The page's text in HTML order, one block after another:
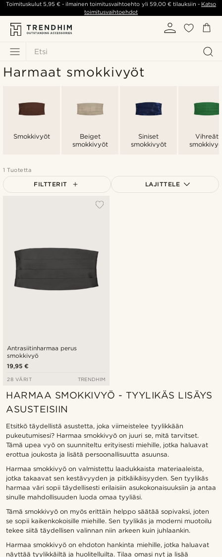
Etsi
Toimituskulut5,95 € - ilmainen toimitusvaihtoehto yli 59,00 €tilauksiin - Katso
toimitusvaihtoehdot
Harmaat smokkivyöt
Smokkivyöt
Beiget
smokkivyöt
Siniset
smokkivyöt
Vihreät
1 Tuotetta
FILTTERIT LAJITTELE
Antrasiitinharmaa perus
smokkivyö
19,95 €
28 VÄRIT TRENDHIM
HARMAA SMOKKIVYÖ - TYYLIKÄS LISÄYS
ASUSTEISIIN
Etsitkö täydellistä asustetta, joka viimeistelee tyylikkään
pukeutumisesi? Harmaa smokkivyö on juuri se, mitä tarvitset.
Tämä upea vyö on suunniteltu erityisesti miehille, jotka haluavat
erottua joukosta ja lisätä persoonallisuutta asuunsa.
Harmaa smokkivyö on valmistettu laadukkaista materiaaleista,
jotka takaavat sen kestävyyden ja pitkäikäisyyden. Sen tyylikäs
harmaa väri sopii täydellisesti erilaisiin asukokonaisuuksiin ja antaa
sinulle mahdollisuuden luoda omaa tyyliäsi.
Tämä smokkivyö on myös erittäin helppo säätää sopivaksi, joten
se sopii kaikenkokoisille miehille. Sen tyylikäs ja moderni muotoilu
tekee siitä täydellisen valinnan niin arkeen kuin juhlaankin.
Harmaa smokkivyö on ehdoton hankinta miehille, jotka haluavat
näyttää tyylikkäiltä ja huolitelluilta. Tilaa omasi nyt ja lisää